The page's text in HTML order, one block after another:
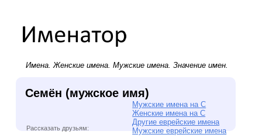
Имена.Женские имена. Мужские имена. Значение имен.
Семён (мужское имя)
Мужские имена на С
Женские имена на С
Другие еврейские имена
Мужские еврейские имена
Рассказать друзьям: